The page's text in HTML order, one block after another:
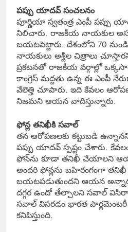
పప్పు యాదవ్ సంచలనం
పూర్ణియా స్వతంత్ర ఎంపీ పప్పు
నిలిచారు. రాజకీయ నాయకుల
బయటపెట్టారు. దేశంలోని 70
నాయకులు అశ్లీల చిత్రాలు
ప్రకటనతో రాజకీయ వర్గాల్లో
కాంగ్రెస్ మద్దతు ఉన్న ఈ ఎంపీ
వేలెత్తి చూపారు. ఇది కేవలం
నిజమని ఆయన వాదిస్తున్నారు.
ఫోన్ల తనిఖీకి సవాల్
తన ఆరోపణలకు కట్టుబడి
పప్పు యాదవ్ స్పష్టం చేశారు.
ఫోన్‌ను కూడా తనిఖీ చేయాలని
అందరి ఫోన్లను బహిరంగంగా తనిఖీ
బయటపడుతుందని ఆయన
దగ్గర ఉందో తేల్చాలని సవాల్
సవాల్ విసరడం భారత పార్లమెంటరీ
కనిపిస్తుంది.